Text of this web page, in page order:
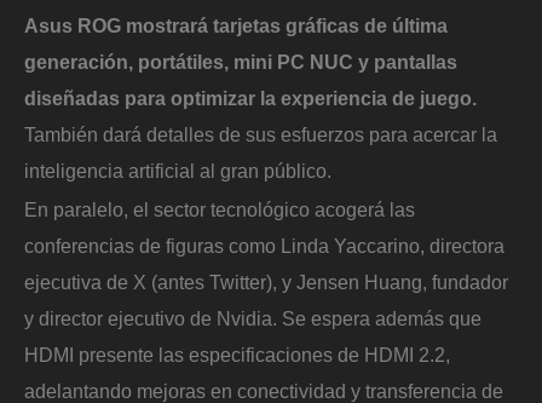
Asus ROG mostrará tarjetas gráficas de última
generación, portátiles, mini PC NUC y pantallas
diseñadas para optimizar la experiencia de juego.
También dará detalles de sus esfuerzos para acercar la
inteligencia artificial al gran público.
En paralelo, el sector tecnológico acogerá las
conferencias de figuras como Linda Yaccarino, directora
ejecutiva de X (antes Twitter), y Jensen Huang, fundador
y director ejecutivo de Nvidia. Se espera además que
HDMI presente las especificaciones de HDMI 2.2,
adelantando mejoras en conectividad y transferencia de